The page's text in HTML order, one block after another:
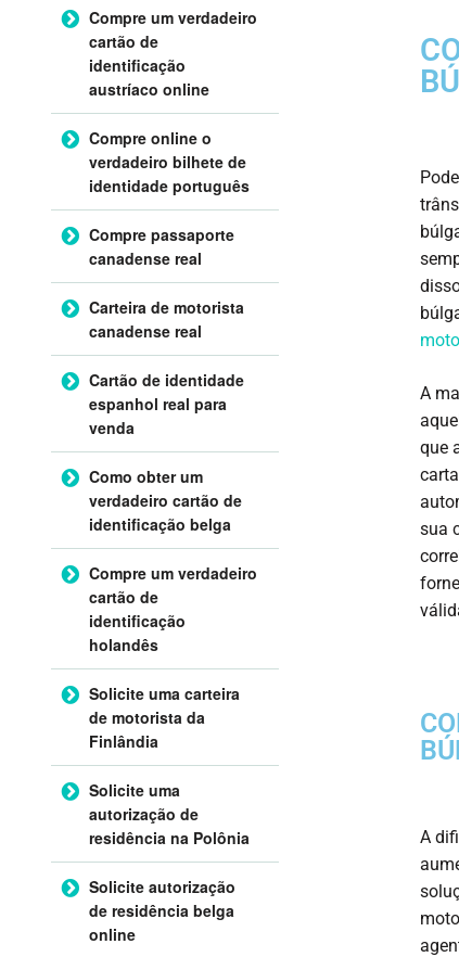
A
que
sua
A
Compre um verdadeiro
cartão de
identificação
austríaco online
Compre online o
verdadeiro bilhete de
identidade português
Compre passaporte
canadense real
Carteira de motorista
canadense real
Cartão de identidade
espanhol real para
venda
Como obter um
verdadeiro cartão de
identificação belga
Compre um verdadeiro
cartão de
identificação
holandês
Solicite uma carteira
de motorista da
Finlândia
Solicite uma
autorização de
residência na Polônia
Solicite autorização
de residência belga
online